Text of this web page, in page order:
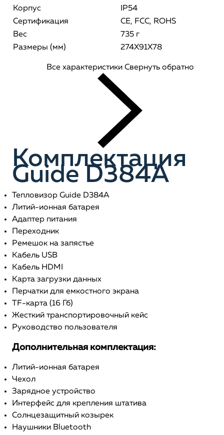
Корпус
IP54
Сертификация
СЕ, FCC, ROHS
Вес
735 г
Размеры (мм)
274X91X78
Все характеристики Свернуть обратно
Комплектация
Guide D384A
Тепловизор Guide D384A
Литий-ионная батарея
Адаптер питания
Переходник
Ремешок на запястье
Кабель USB
Кабель HDMI
Карта загрузки данных
Перчатки для емкостного экрана
TF-карта (16 Гб)
Жесткий транспортировочный кейс
Руководство пользователя
Дополнительная комплектация:
Литий-ионная батарея
Чехол
Зарядное устройство
Интерфейс для крепления штатива
Солнцезащитный козырек
Наушники Bluetooth